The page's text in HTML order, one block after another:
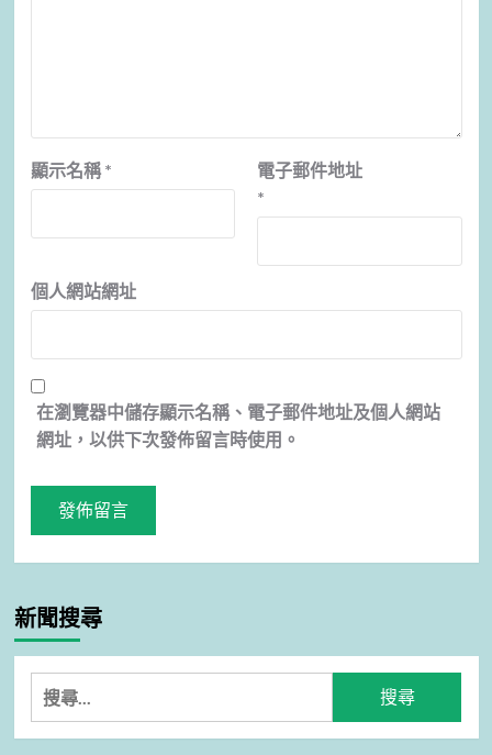
顯示名稱 *
電子郵件地址
*
個人網站網址
在瀏覽器中儲存顯示名稱、電子郵件地址及個人網站
網址，以供下次發佈留言時使用。
新聞搜尋
搜
尋
關